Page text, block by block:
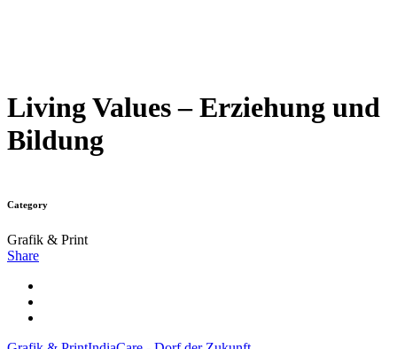
Living Values – Erziehung und
Bildung
Category
Grafik & Print
Share